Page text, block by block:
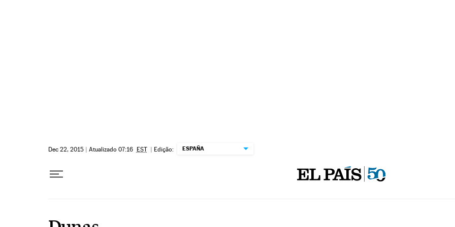
Dec 22, 2015 | Atualizado 07:16 EST | Edição: ESPAÑA